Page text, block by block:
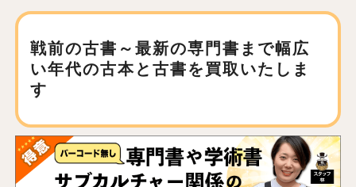
戦前の古書～最新の専門書まで幅広
い年代の古本と古書を買取いたしま
す